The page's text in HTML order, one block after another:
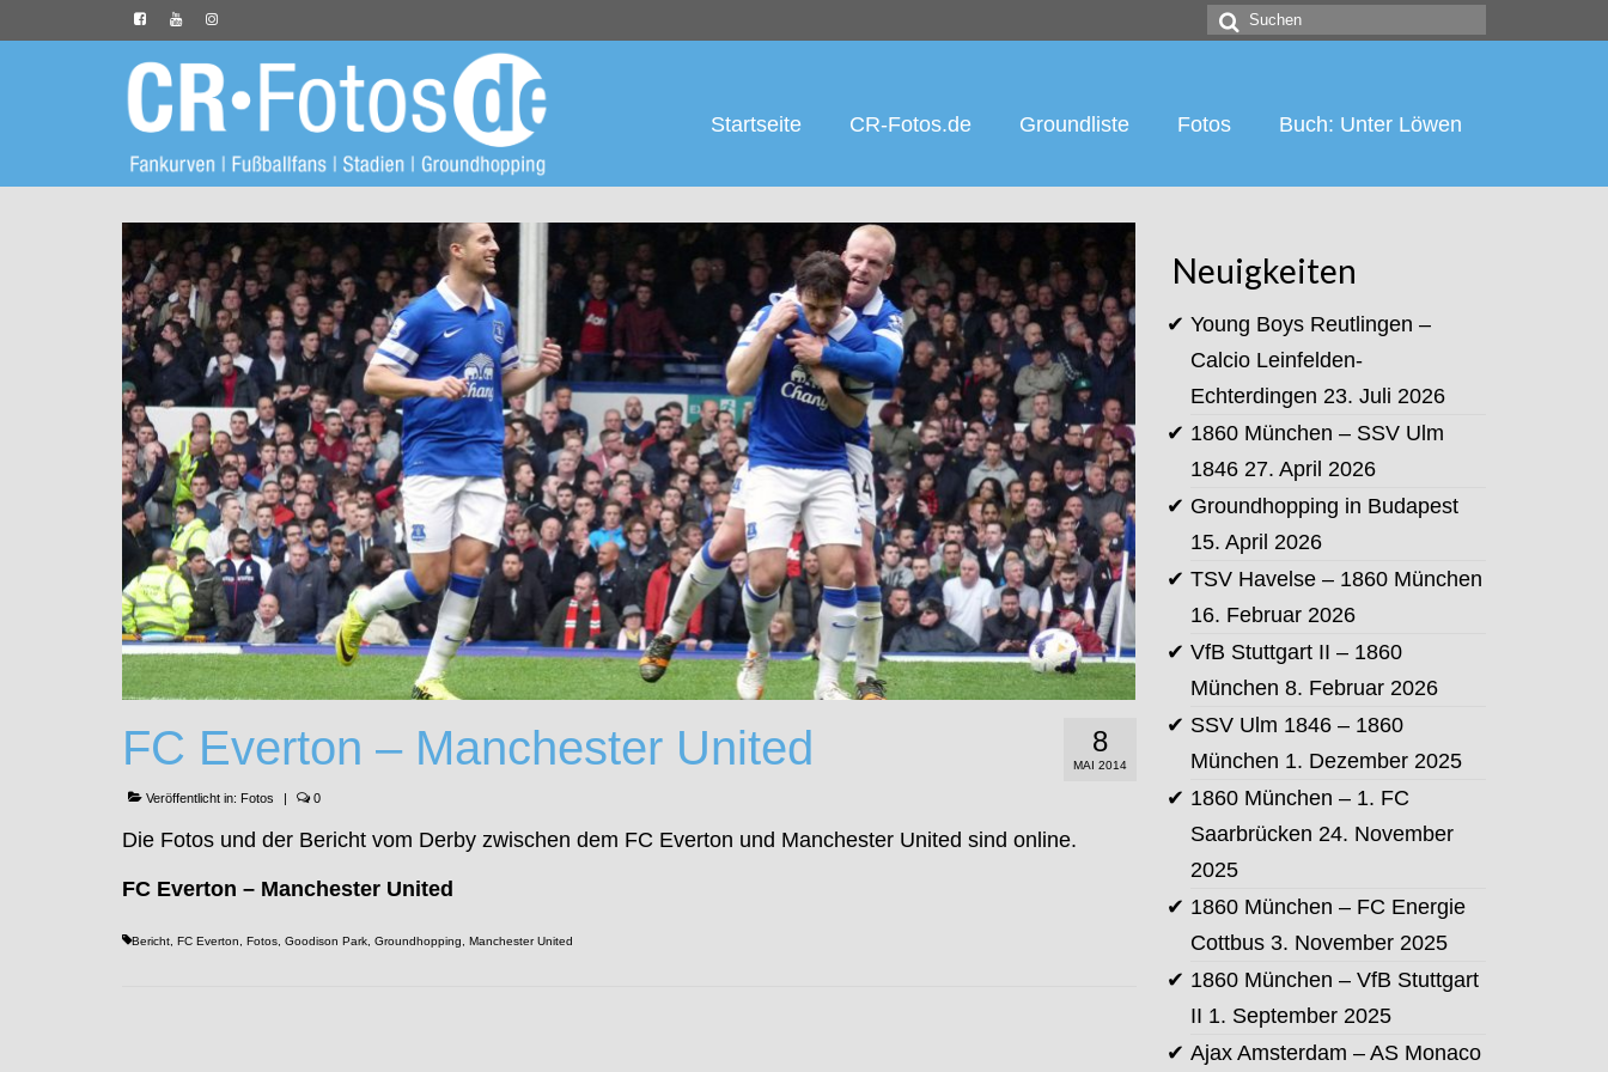
Suchen
nach:
Startseite CR-Fotos.de Groundliste Fotos Buch: Unter Löwen
8
MAI 2014
FC Everton – Manchester United
Veröffentlicht in: Fotos 0
Die Fotos und der Bericht vom Derby zwischen dem FC Everton und Manchester United sind online.
FC Everton – Manchester United
Bericht, FC Everton, Fotos, Goodison Park, Groundhopping, Manchester United
Neuigkeiten
Young Boys Reutlingen –
Calcio Leinfelden-
Echterdingen 23. Juli 2026
1860 München – SSV Ulm
1846 27. April 2026
Groundhopping in Budapest
15. April 2026
TSV Havelse – 1860 München
16. Februar 2026
VfB Stuttgart II – 1860
München 8. Februar 2026
SSV Ulm 1846 – 1860
München 1. Dezember 2025
1860 München – 1. FC
Saarbrücken 24. November
2025
1860 München – FC Energie
Cottbus 3. November 2025
1860 München – VfB Stuttgart
II 1. September 2025
Ajax Amsterdam – AS Monaco